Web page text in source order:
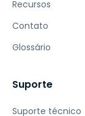
Recursos
Contato
Glossário
Suporte
Suporte técnico